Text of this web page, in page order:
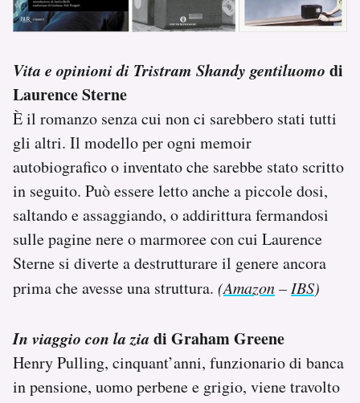
Vita e opinioni di Tristram Shandy gentiluomo di
Laurence Sterne
È il romanzo senza cui non ci sarebbero stati tutti
gli altri. Il modello per ogni memoir
autobiografico o inventato che sarebbe stato scritto
in seguito. Può essere letto anche a piccole dosi,
saltando e assaggiando, o addirittura fermandosi
sulle pagine nere o marmoree con cui Laurence
Sterne si diverte a destrutturare il genere ancora
prima che avesse una struttura. (Amazon– IBS)
In viaggio con la zia di Graham Greene
Henry Pulling, cinquant’anni, funzionario di banca
in pensione, uomo perbene e grigio, viene travolto